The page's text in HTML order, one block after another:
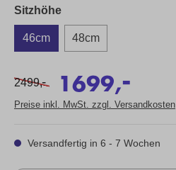
Sitzhöhe
46cm 48cm
2499,- 1699,
-
Preise inkl. MwSt. zzgl. Versandkosten
Versandfertig in 6 - 7 Wochen